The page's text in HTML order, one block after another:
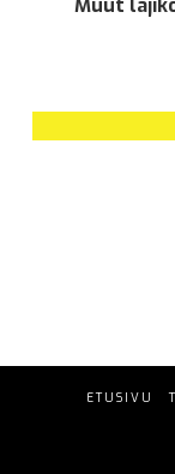
ETUSIVU